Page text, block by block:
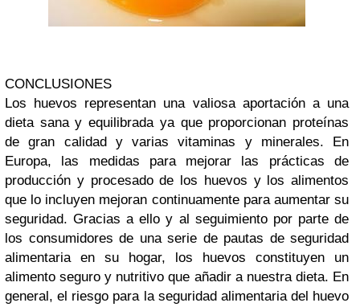
CONCLUSIONES
Los huevos representan una valiosa aportación a una
dieta sana y equilibrada ya que proporcionan proteínas
de gran calidad y varias vitaminas y minerales. En
Europa, las medidas para mejorar las prácticas de
producción y procesado de los huevos y los alimentos
que lo incluyen mejoran continuamente para aumentar su
seguridad. Gracias a ello y al seguimiento por parte de
los consumidores de una serie de pautas de seguridad
alimentaria en su hogar, los huevos constituyen un
alimento seguro y nutritivo que añadir a nuestra dieta. En
general, el riesgo para la seguridad alimentaria del huevo